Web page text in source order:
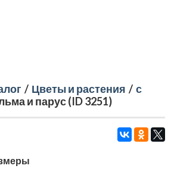
/ Цветы и растения / с
и парус (ID 3251)